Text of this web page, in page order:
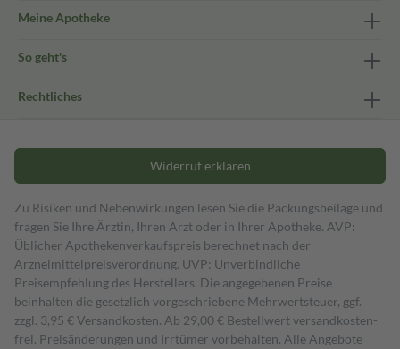
Meine Apotheke
So geht's
Rechtliches
Widerruf erklären
Zu Risiken und Nebenwirkungen lesen Sie die Packungsbeilage und
fragen Sie Ihre Ärztin, Ihren Arzt oder in Ihrer Apotheke. AVP:
Üblicher Apothekenverkaufspreis berechnet nach der
Arzneimittelpreisverordnung. UVP: Unverbindliche
Preisempfehlung des Herstellers. Die angegebenen Preise
beinhalten die gesetzlich vorgeschriebene Mehrwertsteuer, ggf.
zzgl. 3,95 € Versandkosten. Ab 29,00 € Bestell­wert versand­kosten­
frei. Preisänderungen und Irrtümer vorbehalten. Alle Angebote